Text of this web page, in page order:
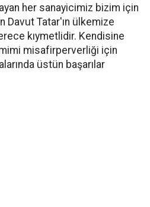
her sanayicimiz bizim için
Davut Tatar'ın ülkemize
kıymetlidir. Kendisine
misafirperverliği için
üstün başarılar